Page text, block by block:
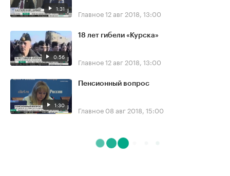
1:31 Главное12 авг 2018, 13:00
0:56
18 лет гибели «Курска»
Главное12 авг 2018, 13:00
1:30
Пенсионный вопрос
Главное 08 авг 2018, 15:00